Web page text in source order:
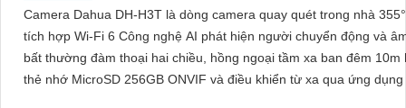
Camera Dahua DH-H3T là dòng camera quay quét trong nhà
tích hợp Wi-Fi 6 Công nghệ AI phát hiện người chuyển động và
bất thường đàm thoại hai chiều, hồng ngoại tầm xa ban đêm 10m
thẻ nhớ MicroSD 256GB ONVIF và điều khiển từ xa qua ứng dụng